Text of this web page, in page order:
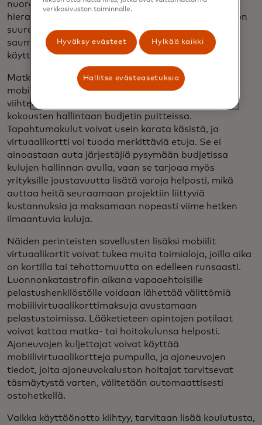
nuoremmat sukupolvet nousevat organisaatioiden
hierarkiassa, voimme odottaa, että liike-elämässä on
suurempi halukkuus ottaa käyttöön nämä
saumattomat maksukokemukset – uusien
käyttötapausten ilmaantuessa.
Matkustusalalla yritykset voivat hyödyntää
mobiilivirtuaalikortteja kaikkeen liikematkoista ja
viihteestä tapahtumien, konferenssien ja sisäisten
kokousten hallintaan budjetin puitteissa.
Tapahtumakulut voivat usein karata käsistä, ja
virtuaalikortti voi tuoda merkittäviä etuja. Se ei
ainoastaan auta järjestäjiä pysymään budjetissa
kulujen hallinnan avulla, vaan se tarjoaa myös
yrityksille joustavuutta lisätä varoja helposti, mikä
auttaa heitä seuraamaan projektiin liittyviä
kustannuksia ja maksamaan nopeasti viime hetken
ilmaantuvia kuluja.
Näiden perinteisten sovellusten lisäksi mobiilit
virtuaalikortit voivat tukea muita toimialoja, joilla aika
on kortilla tai tehottomuutta on edelleen runsaasti.
Luonnonkatastrofin aikana vapaaehtoisille
pelastushenkilöstölle voidaan lähettää välittömiä
mobiilivirtuaalikorttimaksuja avustamaan
pelastustoimissa. Lääketieteen opintojen potilaat
voivat kattaa matka- tai hoitokulunsa helposti.
Ajoneuvojen kuljettajat voivat käyttää
mobiilivirtuaalikortteja pumpulla, ja ajoneuvojen
tiedot, joita ajoneuvokaluston hoitajat tarvitsevat
täsmäytystä varten, välitetään automaattisesti
ostohetkellä.
Vaikka käyttöönotto kiihtyy, tarvitaan lisää koulutusta,
verkkosivuston toiminnalle.
Hyväksy evästeet Hylkää kaikki
Hallitse evästeasetuksia